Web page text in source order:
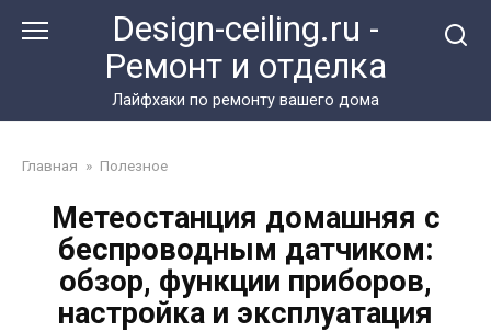
Design-ceiling.ru -
Ремонт и отделка
Лайфхаки по ремонту вашего дома
Главная » Полезное
Метеостанция домашняя с
беспроводным датчиком:
обзор, функции приборов,
настройка и эксплуатация